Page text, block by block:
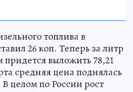
топлива в
26 коп. Теперь за литр
придется выложить 78,21
средняя цена поднялась
В целом по России рост